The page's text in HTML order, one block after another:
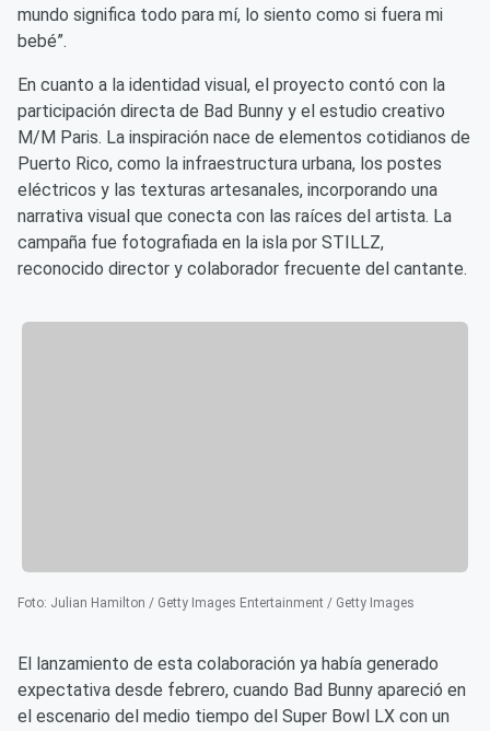
mundo significa todo para mí, lo siento como si fuera mi
bebé”.
En cuanto a la identidad visual, el proyecto contó con la
participación directa de Bad Bunny y el estudio creativo
M/M Paris. La inspiración nace de elementos cotidianos de
Puerto Rico, como la infraestructura urbana, los postes
eléctricos y las texturas artesanales, incorporando una
narrativa visual que conecta con las raíces del artista. La
campaña fue fotografiada en la isla por STILLZ,
reconocido director y colaborador frecuente del cantante.
Foto: Julian Hamilton / Getty Images Entertainment / Getty Images
El lanzamiento de esta colaboración ya había generado
expectativa desde febrero, cuando Bad Bunny apareció en
el escenario del medio tiempo del Super Bowl LX con un